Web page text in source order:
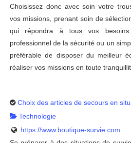
Choisissez donc avec soin votre
vos missions, prenant soin de
qui répondra à tous vos
professionnel de la sécurité ou un
préférable de disposer du meilleur
réaliser vos missions en toute
Choix des articles de secours en
Technologie
https://www.boutique-survie.com